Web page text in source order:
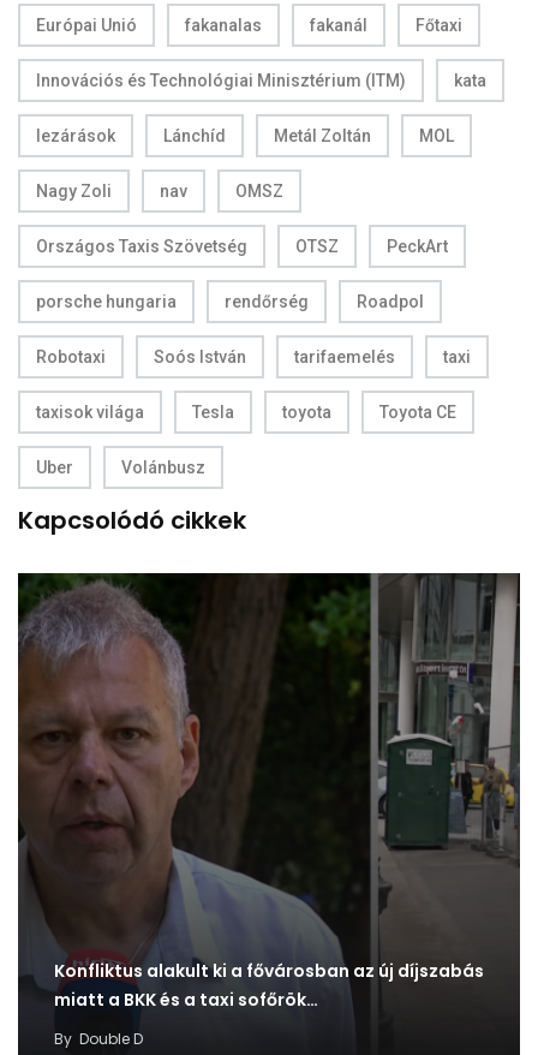
Európai Unió fakanalas fakanál Főtaxi
Innovációs és Technológiai Minisztérium (ITM) kata
lezárások Lánchíd Metál Zoltán MOL
Nagy Zoli nav OMSZ
Országos Taxis Szövetség OTSZ PeckArt
porsche hungaria rendőrség Roadpol
Robotaxi Soós István tarifaemelés taxi
taxisok világa Tesla toyota Toyota CE
Uber Volánbusz
Kapcsolódó cikkek
Konfliktus alakult ki a fővárosban az új díjszabás
miatt a BKK és a taxi sofőrök…
By Double D